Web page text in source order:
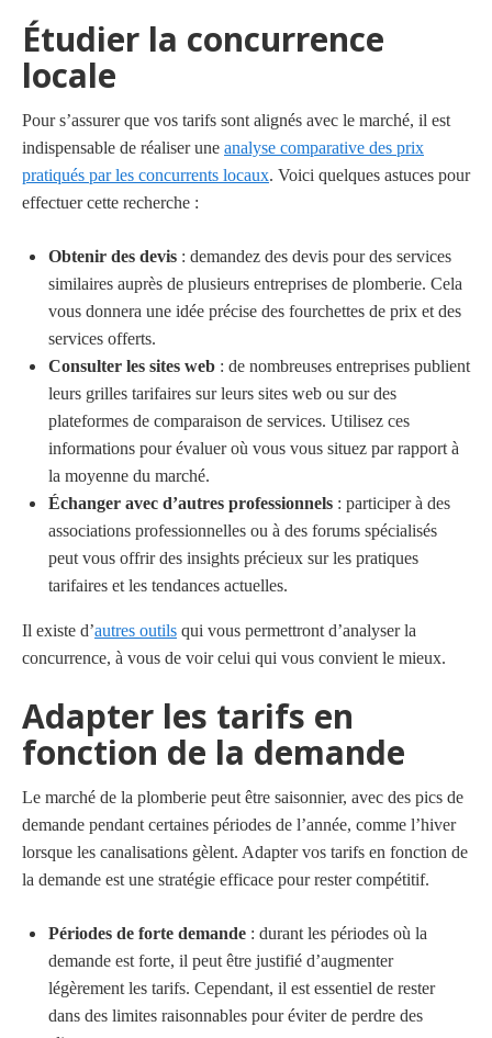
Étudier la concurrence
locale
Pour s’assurer que vos tarifs sont alignés avec le marché, il est
indispensable de réaliser une analyse comparative des prix
pratiqués par les concurrents locaux. Voici quelques astuces pour
effectuer cette recherche :
Obtenir des devis : demandez des devis pour des services
similaires auprès de plusieurs entreprises de plomberie. Cela
vous donnera une idée précise des fourchettes de prix et des
services offerts.
Consulter les sites web : de nombreuses entreprises publient
leurs grilles tarifaires sur leurs sites web ou sur des
plateformes de comparaison de services. Utilisez ces
informations pour évaluer où vous vous situez par rapport à
la moyenne du marché.
Échanger avec d’autres professionnels : participer à des
associations professionnelles ou à des forums spécialisés
peut vous offrir des insights précieux sur les pratiques
tarifaires et les tendances actuelles.
Il existe d’autres outils qui vous permettront d’analyser la
concurrence, à vous de voir celui qui vous convient le mieux.
Adapter les tarifs en
fonction de la demande
Le marché de la plomberie peut être saisonnier, avec des pics de
demande pendant certaines périodes de l’année, comme l’hiver
lorsque les canalisations gèlent. Adapter vos tarifs en fonction de
la demande est une stratégie efficace pour rester compétitif.
Périodes de forte demande : durant les périodes où la
demande est forte, il peut être justifié d’augmenter
légèrement les tarifs. Cependant, il est essentiel de rester
dans des limites raisonnables pour éviter de perdre des